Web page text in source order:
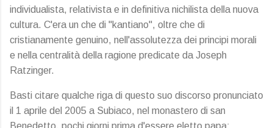
individualista, relativista e in definitiva nichilista della nuova
cultura. C'era un che di "kantiano", oltre che di
cristianamente genuino, nell'assolutezza dei principi morali
e nella centralità della ragione predicate da Joseph
Ratzinger.
Basti citare qualche riga di questo suo discorso pronunciato
il 1 aprile del 2005 a Subiaco, nel monastero di san
Benedetto, pochi giorni prima d'essere eletto papa: